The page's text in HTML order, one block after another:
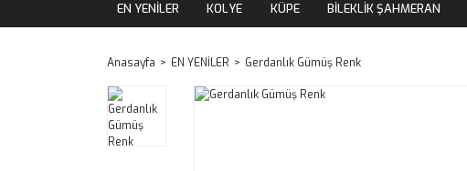
EN YENİLER KOLYE KÜPE BİLEKLİK ŞAHMERAN
Anasayfa EN YENİLER Gerdanlık Gümüş Renk